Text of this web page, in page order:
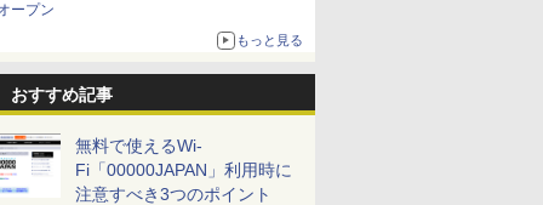
ープン
もっと見る
おすすめ記事
無料で使えるWi-
Fi「00000JAPAN」利用時に
注意すべき3つのポイント